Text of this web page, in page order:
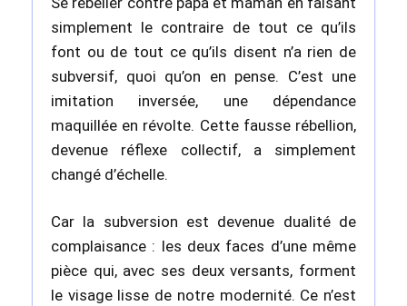
simplement le contraire de tout ce qu’ils
font ou de tout ce qu’ils disent n’a rien de
subversif, quoi qu’on en pense. C’est une
imitation inversée, une dépendance
maquillée en révolte. Cette fausse rébellion,
devenue réflexe collectif, a simplement
changé d’échelle.
Car la subversion est devenue dualité de
complaisance : les deux faces d’une même
pièce qui, avec ses deux versants, forment
le visage lisse de notre modernité. Ce n’est